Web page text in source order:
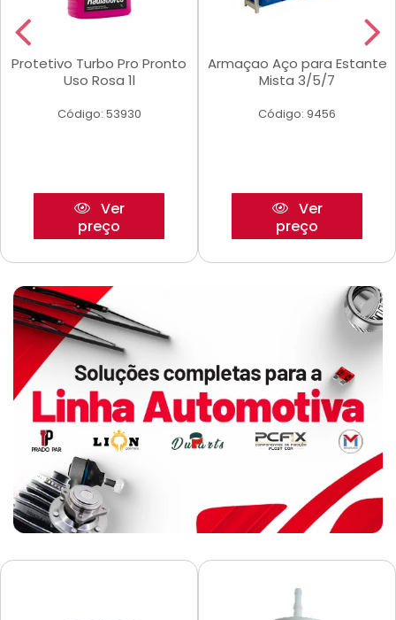
Protetivo Turbo Pro Pronto
Uso Rosa 1l
Código: 53930
Ver
preço
Armaçao Aço para Estante
Mista 3/5/7
Código: 9456
Ver
preço